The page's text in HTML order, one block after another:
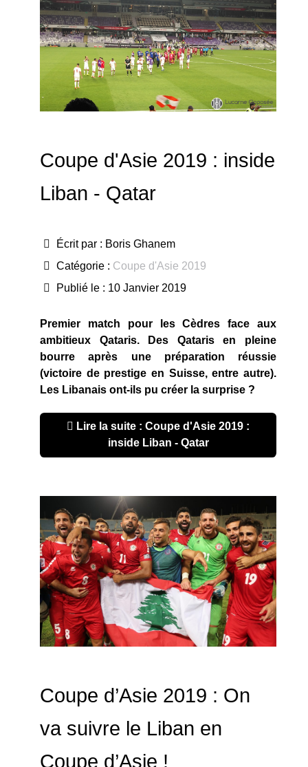
Coupe d'Asie 2019 : inside
Liban - Qatar
Écrit par : Boris Ghanem
Catégorie : Coupe d'Asie 2019
Publié le : 10 Janvier 2019
Premier match pour les Cèdres face aux
ambitieux Qataris. Des Qataris en pleine
bourre après une préparation réussie
(victoire de prestige en Suisse, entre autre).
Les Libanais ont-ils pu créer la surprise ?
Lire la suite : Coupe d'Asie 2019 :
inside Liban - Qatar
Coupe d’Asie 2019 : On
va suivre le Liban en
Coupe d’Asie !